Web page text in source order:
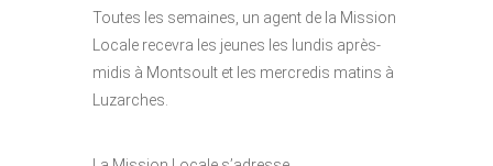
Toutes les semaines, un agent de la Mission
Locale recevra les jeunes les lundis après-
midis à Montsoult et les mercredis matins à
Luzarches.